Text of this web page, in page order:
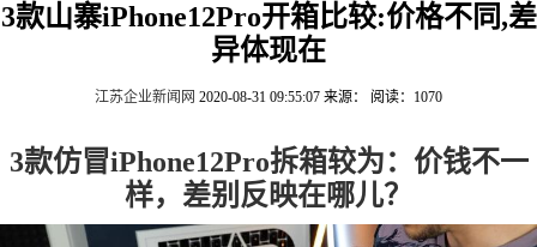
3款山寨iPhone12Pro开箱比较:价格不同,差
异体现在
江苏企业新闻网 2020-08-31 09:55:07 来源： 阅读：1070
3款仿冒iPhone12Pro拆箱较为：价钱不一
样，差别反映在哪儿？